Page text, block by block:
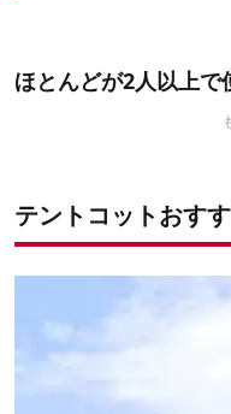
@kamp_rite
キャンプで快適に眠る
て時期によっては冷え
ほとんどが2人以上で
テントコットおす